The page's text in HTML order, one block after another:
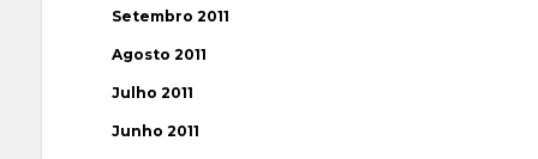
Setembro 2011
Agosto 2011
Julho 2011
Junho 2011